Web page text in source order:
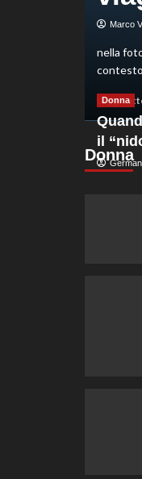
Marco
nella
Leggi
Donna
Donna
il